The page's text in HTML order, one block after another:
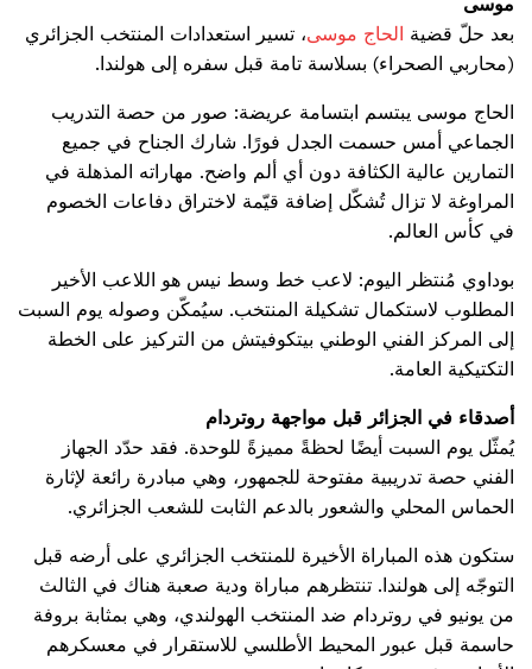
بعد حلّ قضية الحاج موسى، تسير استعدادات المنتخب الجزائري
(محاربي الصحراء) بسلاسة تامة قبل سفره إلى هولندا.
الحاج موسى يبتسم ابتسامة عريضة: صور من حصة التدريب
الجماعي أمس حسمت الجدل فورًا. شارك الجناح في جميع
التمارين عالية الكثافة دون أي ألم واضح. مهاراته المذهلة في
المراوغة لا تزال تُشكّل إضافة قيّمة لاختراق دفاعات الخصوم
في كأس العالم.
بوداوي مُنتظر اليوم: لاعب خط وسط نيس هو اللاعب الأخير
المطلوب لاستكمال تشكيلة المنتخب. سيُمكّن وصوله يوم السبت
إلى المركز الفني الوطني بيتكوفيتش من التركيز على الخطة
التكتيكية العامة.
أصدقاء في الجزائر قبل مواجهة روتردام
يُمثّل يوم السبت أيضًا لحظةً مميزةً للوحدة. فقد حدّد الجهاز
الفني حصة تدريبية مفتوحة للجمهور، وهي مبادرة رائعة لإثارة
الحماس المحلي والشعور بالدعم الثابت للشعب الجزائري.
ستكون هذه المباراة الأخيرة للمنتخب الجزائري على أرضه قبل
التوجّه إلى هولندا. تنتظرهم مباراة ودية صعبة هناك في الثالث
من يونيو في روتردام ضد المنتخب الهولندي، وهي بمثابة بروفة
حاسمة قبل عبور المحيط الأطلسي للاستقرار في معسكرهم